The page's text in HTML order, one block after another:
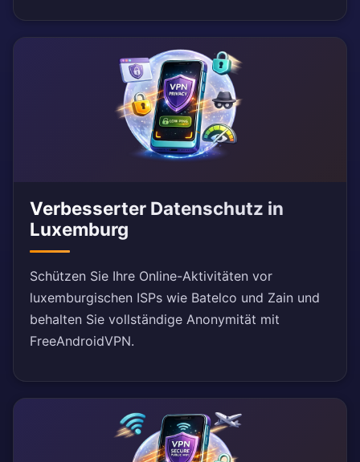
Verbesserter Datenschutz in
Luxemburg
Schützen Sie Ihre Online-Aktivitäten vor
luxemburgischen ISPs wie Batelco und Zain und
behalten Sie vollständige Anonymität mit
FreeAndroidVPN.